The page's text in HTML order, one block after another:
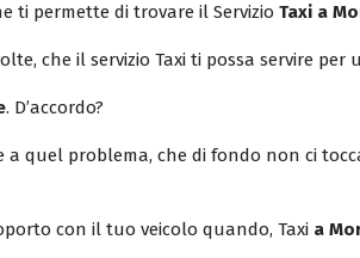
ti permette di trovare il Servizio Taxi a
che il servizio Taxi ti possa servire
. D’accordo?
a quel problema, che di fondo non ci
con il tuo veicolo quando, Taxi a